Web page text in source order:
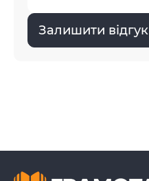
Залишити відгук